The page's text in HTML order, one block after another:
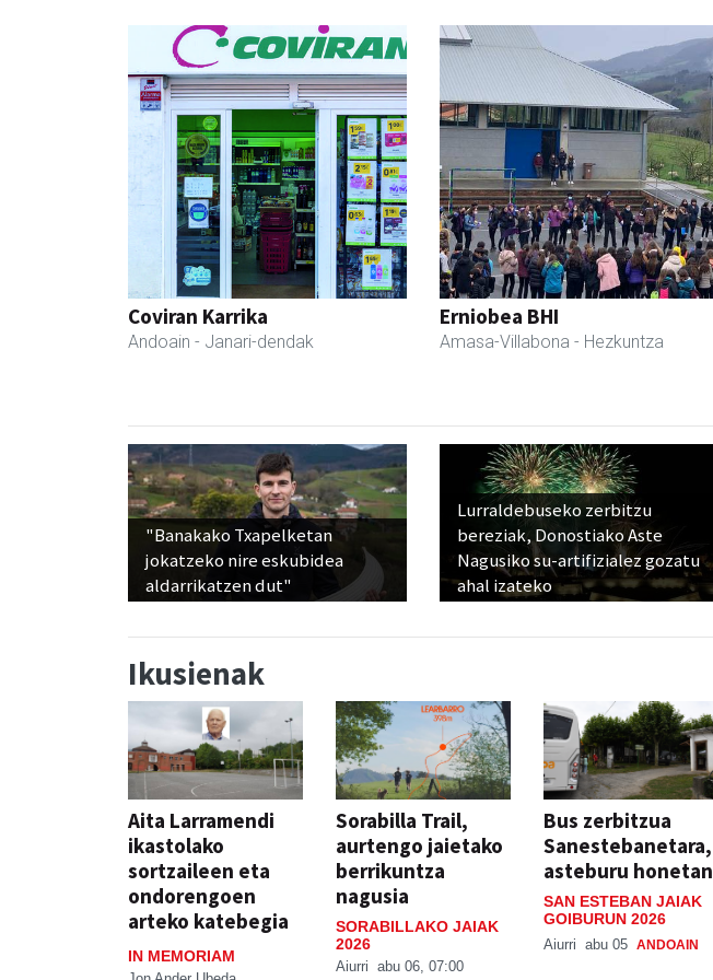
Coviran Karrika
Andoain - Janari-dendak
Erniobea BHI
Amasa-Villabona - Hezkuntza
"Banakako Txapelketan
jokatzeko nire eskubidea
aldarrikatzen dut"
Lurraldebuseko zerbitzu
bereziak, Donostiako Aste
Nagusiko su-artifizialez gozatu
ahal izateko
Ikusienak
Aita Larramendi
ikastolako
sortzaileen eta
ondorengoen
arteko katebegia
IN MEMORIAM
Sorabilla Trail,
aurtengo jaietako
berrikuntza
nagusia
SORABILLAKO JAIAK
2026
Aiurri abu 06, 07:00
Bus zerbitzua
Sanestebanetara,
asteburu honetan
SAN ESTEBAN JAIAK
GOIBURUN 2026
Aiurri abu 05 ANDOAIN